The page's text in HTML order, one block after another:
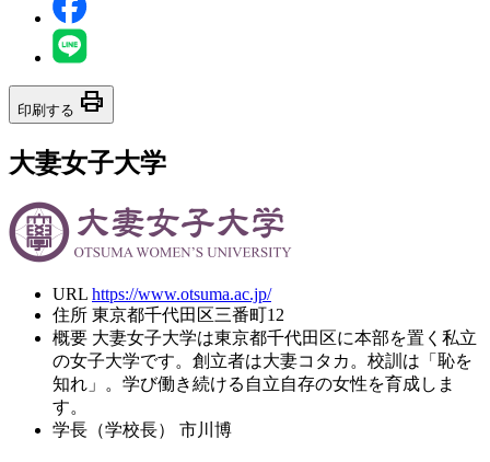
印刷する print
大妻女子大学
URL https://www.otsuma.ac.jp/
住所 東京都千代田区三番町12
概要 大妻女子大学は東京都千代田区に本部を置く私立
の女子大学です。創立者は大妻コタカ。校訓は「恥を
知れ」。学び働き続ける自立自存の女性を育成しま
す。
学長（学校長）
市川博